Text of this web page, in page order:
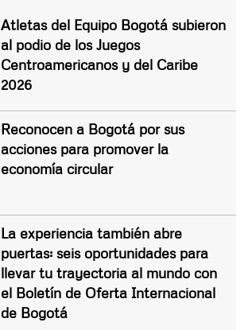
Atletas del Equipo Bogotá subieron
al podio de los Juegos
Centroamericanos y del Caribe
2026
Reconocen a Bogotá por sus
acciones para promover la
economía circular
La experiencia también abre
puertas: seis oportunidades para
llevar tu trayectoria al mundo con
el Boletín de Oferta Internacional
de Bogotá